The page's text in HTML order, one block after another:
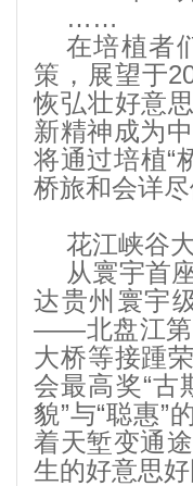
……
在培植者
策，展望于
恢弘壮好意
新精神成为
将通过培植“
桥旅和会详
花江峡谷
从寰宇首
达贵州寰宇
——北盘江第
大桥等接踵
会最高奖“
貌”与“聪惠”
着天堑变通
生的好意思好